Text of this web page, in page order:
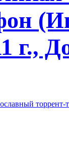
г.,
торрент-